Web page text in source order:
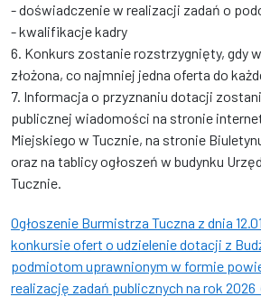
- doświadczenie w realizacji zadań o
- kwalifikacje kadry
6. Konkurs zostanie rozstrzygnięty, gdy
złożona, co najmniej jedna oferta do
7. Informacja o przyznaniu dotacji
publicznej wiadomości na stronie
Miejskiego w Tucznie, na stronie
oraz na tablicy ogłoszeń w budynku
Tucznie.
Ogłoszenie Burmistrza Tuczna z dnia
konkursie ofert o udzielenie dotacji z
podmiotom uprawnionym w formie
realizację zadań publicznych na rok 2026